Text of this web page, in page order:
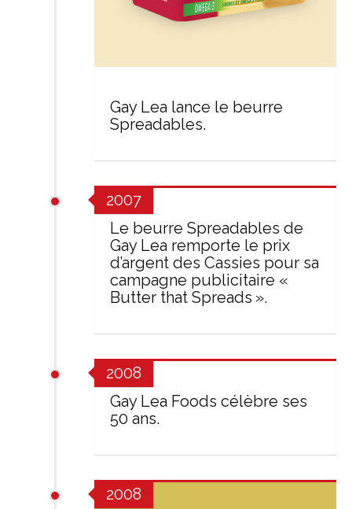
Gay Lea lance le beurre
Spreadables.
2007
Le beurre Spreadables de
Gay Lea remporte le prix
d’argent des Cassies pour sa
campagne publicitaire «
Butter that Spreads ».
2008
Gay Lea Foods célèbre ses
50 ans.
2008